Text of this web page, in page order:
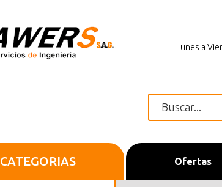
Lunes a
Inicio Ofertas
CATEGORIAS